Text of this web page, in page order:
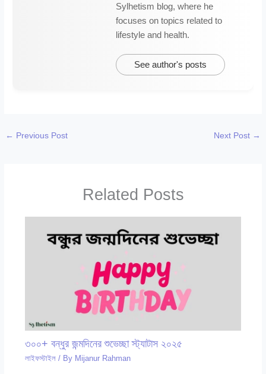
Sylhetism blog, where he
focuses on topics related to
lifestyle and health.
See author's posts
← Previous Post Next Post →
Related Posts
৩০০+ বন্ধুর জন্মদিনের শুভেচ্ছা স্ট্যাটাস ২০২৫
লাইফস্টাইল/ By Mijanur Rahman